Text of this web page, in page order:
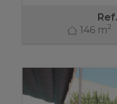
146 m2